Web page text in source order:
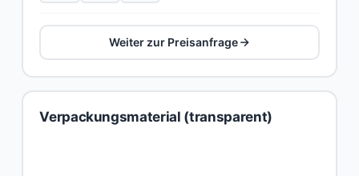
Weiter zur Preisanfrage
Verpackungsmaterial (transparent)